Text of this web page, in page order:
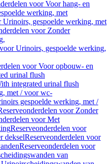
voor Voor hang- en
werking, met
Urinoirs, gespoelde werking, met
voor Zonder
Urinoirs, gespoelde werking,
voor Voor opbouw- en
urinal flush
integrated urinal flush
met / voor wc-
gespoelde werking, met /
voor Zonder
voor Met
Reserveonderdelen voor
dekselReserveonderdelen voor
Reserveonderdelen voor
van